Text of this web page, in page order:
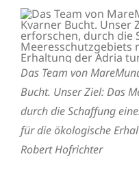
Das Team von
Bucht. Unser Ziel: Das
durch die Schaffung
für die ökologische
Robert Hofrichter